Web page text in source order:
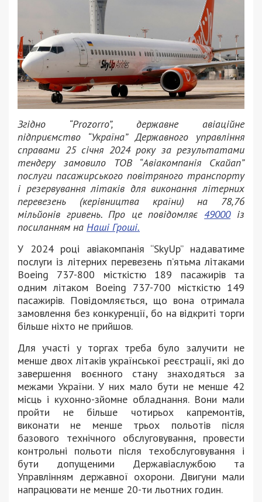
Згідно “Prozorro”, державне авіаційне
підприємство “Україна” Державного управління
справами 25 січня 2024 року за результатами
тендеру замовило ТОВ “Авіакомпанія Скайап”
послуги пасажирського повітряного транспорту
і резервування літаків для виконання літерних
перевезень (керівництва країни) на 78,76
мільйонів гривень. Про це повідомляє49000із
посиланням на Наші Гроші.
У 2024 році авіакомпанія “SkyUp” надаватиме
послуги із літерних перевезень п’ятьма літаками
Boeing 737-800 місткістю 189 пасажирів та
одним літаком Boeing 737-700 місткістю 149
пасажирів. Повідомляється, що вона отримала
замовлення без конкуренції, бо на відкриті торги
більше ніхто не прийшов.
Для участі у торгах треба було залучити не
менше двох літаків української реєстрації, які до
завершення воєнного стану знаходяться за
межами України. У них мало бути не менше 42
місць і кухонно-зйомне обладнання. Вони мали
пройти не більше чотирьох капремонтів,
виконати не менше трьох польотів після
базового технічного обслуговування, провести
контрольні польоти після техобслуговування і
бути допущеними Державіаслужбою та
Управлінням державної охорони. Двигуни мали
напрацювати не менше 20-ти льотних годин.